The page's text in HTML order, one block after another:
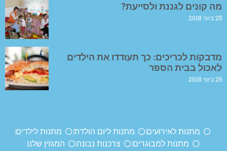
מה קונים לגננת ולסייעת?
25 ביוני 2018
מדבקות לכריכים: כך תעודדו את הילדים
לאכול בבית הספר
25 ביוני 2018
מתנות לאירועים מתנות ליום הולדת
מתנות לילדים
מתנות למבוגרים
צרכנות נבונה המגזין שלנו